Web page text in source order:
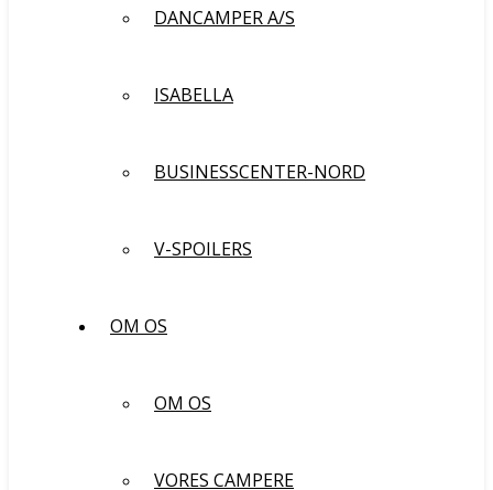
DANCAMPER A/S
ISABELLA
BUSINESSCENTER-NORD
V-SPOILERS
OM OS
OM OS
VORES CAMPERE